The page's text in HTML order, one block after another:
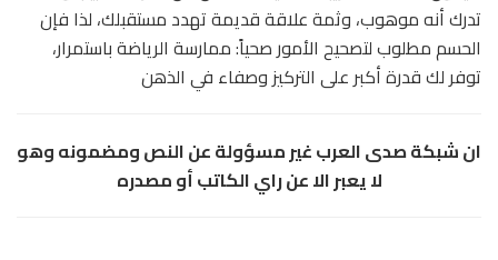
تدرك أنه موهوب، وثمة علاقة قديمة تهدد مستقبلك، لذا فإن
الحسم مطلوب لتصحيح الأمور صحياً: ممارسة الرياضة باستمرار،
توفر لك قدرة أكبر على التركيز وصفاء في الذهن
ان شبكة صدى العرب غير مسؤولة عن النص ومضمونه وهو
لا يعبر الا عن راي الكاتب أو مصدره